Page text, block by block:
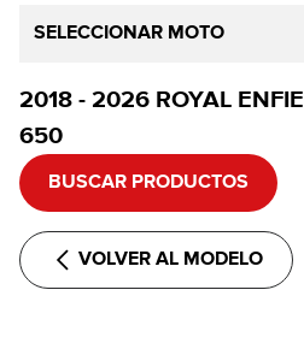
SELECCIONAR MOTO
2018 - 2026 ROYAL
650
BUSCAR PRODUCTOS
VOLVER AL MODELO